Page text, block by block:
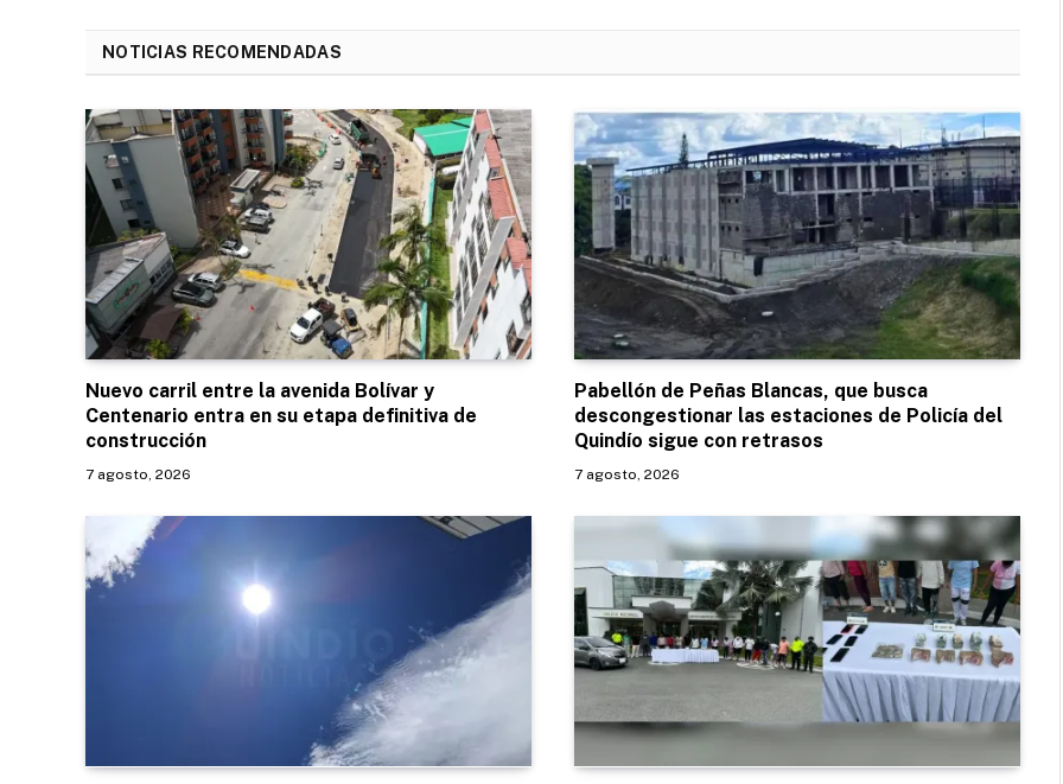
NOTICIAS RECOMENDADAS
Nuevo carril entre la avenida Bolívar y
Centenario entra en su etapa definitiva de
construcción
7 agosto, 2026
Pabellón de Peñas Blancas, que busca
descongestionar las estaciones de Policía del
Quindío sigue con retrasos
7 agosto, 2026